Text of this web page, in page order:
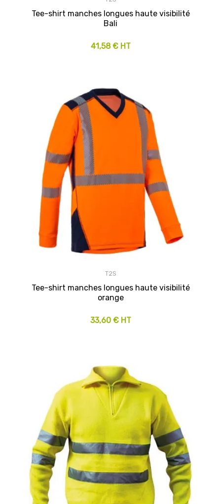
Tee-shirt manches longues haute visibilité
Bali
41,58 € HT
T2S
Tee-shirt manches longues haute visibilité
orange
33,60 € HT